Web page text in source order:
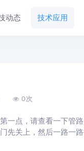
动态 技术应用
0次
一点，请查看一下管
先关上，然后一路一